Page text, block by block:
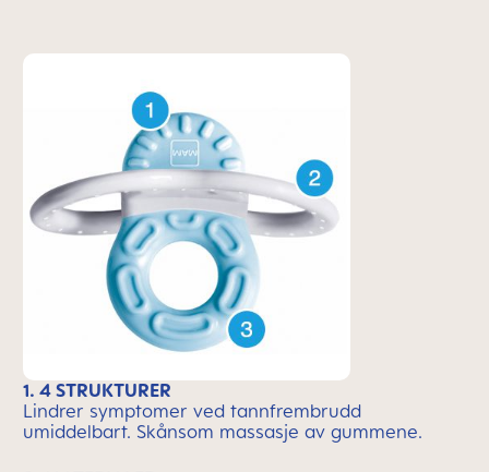
1. 4 STRUKTURER
Lindrer symptomer ved tannfrembrudd
umiddelbart. Skånsom massasje av gummene.